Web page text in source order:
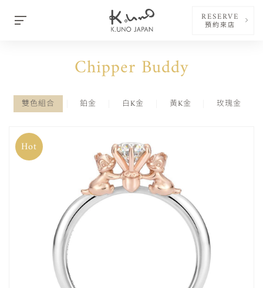
RESERVE
預約來店
Chipper Buddy
雙色組合 鉑金 白K金 黃K金 玫瑰金